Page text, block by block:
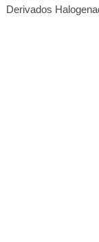
Derivados